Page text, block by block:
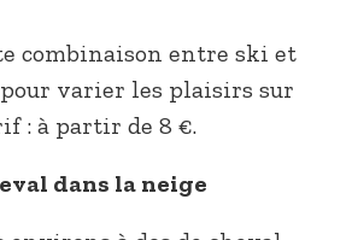
combinaison entre ski et
varier les plaisirs sur
: à partir de 8 €.
dans la neige